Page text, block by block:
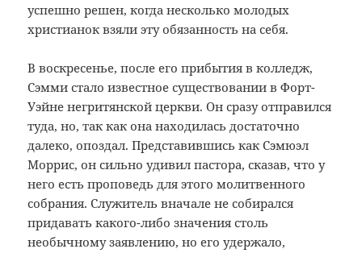
успешно решен, когда несколько молодых
христианок взяли эту обязанность на себя.
В воскресенье, после его прибытия в колледж,
Сэмми стало известное существовании в Форт-
Уэйне негритянской церкви. Он сразу отправился
туда, но, так как она находилась достаточно
далеко, опоздал. Представившись как Сэмюэл
Моррис, он сильно удивил пастора, сказав, что у
него есть проповедь для этого молитвенного
собрания. Служитель вначале не собирался
придавать какого-либо значения столь
необычному заявлению, но его удержало,